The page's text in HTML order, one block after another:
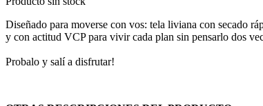
Diseñado para moverse con vos: tela liviana con secado
y con actitud VCP para vivir cada plan sin pensarlo dos
Probalo y salí a disfrutar!